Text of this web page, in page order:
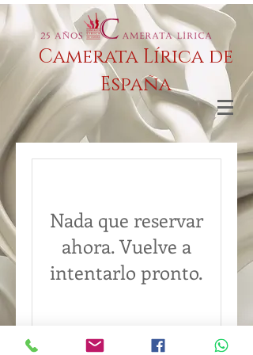
Camerata Lírica de
España
Nada que reservar
ahora. Vuelve a
intentarlo pronto.